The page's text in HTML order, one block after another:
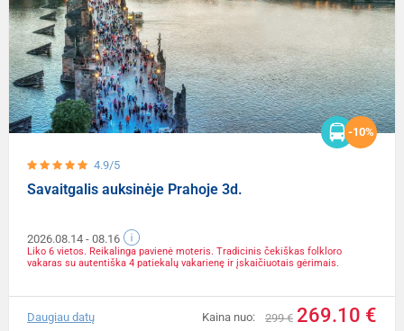
4.9/5
-10%
Savaitgalis auksinėje Prahoje 3d.
2026.08.14 - 08.16
Liko 6 vietos. Reikalinga pavienė moteris. Tradicinis čekiškas folkloro
vakaras su autentiška 4 patiekalų vakarienę ir įskaičiuotais gėrimais.
Kaina nuo: 299 € 269.10 €
Daugiau datų